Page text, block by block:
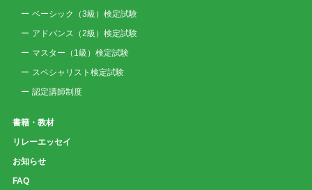
ベーシック（3級）検定試験
アドバンス（2級）検定試験
マスター（1級）検定試験
スペシャリスト検定試験
認定講師制度
書籍・教材
リレーエッセイ
お知らせ
FAQ